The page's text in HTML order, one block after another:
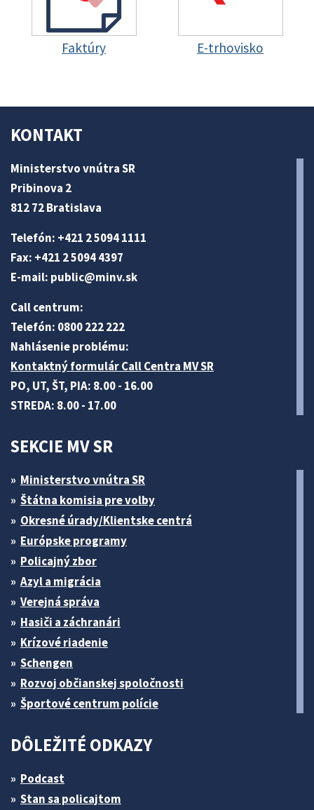
Faktúry E-trhovisko
KONTAKT
Ministerstvo vnútra SR
Pribinova 2
812 72 Bratislava
Telefón: +421 2 5094 1111
Fax: +421 2 5094 4397
E-mail: public@minv.sk
Call centrum:
Telefón: 0800 222 222
Nahlásenie problému:
Kontaktný formulár Call Centra MV SR
PO, UT, ŠT, PIA: 8.00 - 16.00
STREDA: 8.00 - 17.00
SEKCIE MV SR
Ministerstvo vnútra SR
Štátna komisia pre volby
Okresné úrady/Klientske centrá
Európske programy
Policajný zbor
Azyl a migrácia
Verejná správa
Hasiči a záchranári
Krízové riadenie
Schengen
Rozvoj občianskej spoločnosti
Športové centrum polície
DÔLEŽITÉ ODKAZY
Podcast
Stan sa policajtom